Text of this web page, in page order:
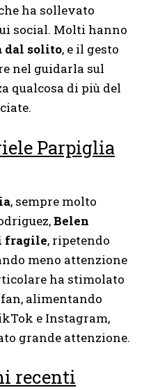
ha sollevato
social. Molti hanno
dal solito, e il gesto
nel guidarla sul
qualcosa di più del
Parpiglia
, sempre molto
Belen
fragile, ripetendo
meno attenzione
ha stimolato
alimentando
e Instagram,
grande attenzione.
recenti